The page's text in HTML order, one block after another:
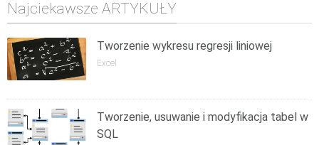
Najciekawsze ARTYKUŁY
Tworzenie wykresu regresji liniowej
Excel
Tworzenie, usuwanie i modyfikacja tabel w
SQL